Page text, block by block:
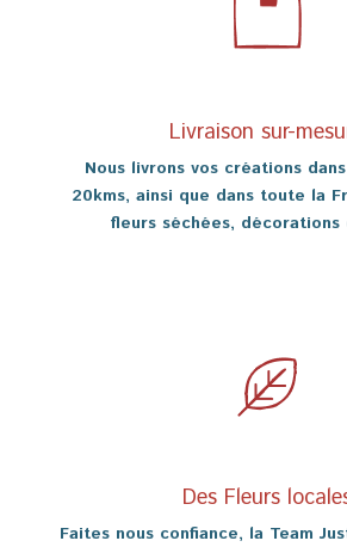
Livraison sur-
Nous livrons vos créations
20kms, ainsi que dans toute la
fleurs séchées, décorations
Des Fleurs
Faites nous confiance, la Team